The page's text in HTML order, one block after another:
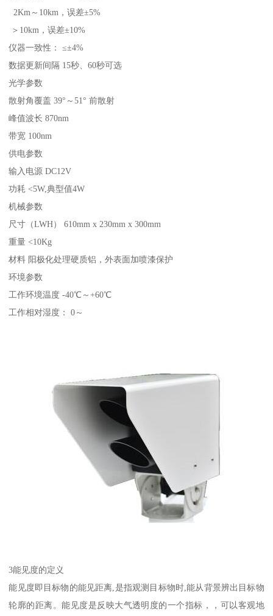
2Km～10km，误差±5%
＞10km，误差±10%
仪器一致性： ≤±4%
数据更新间隔 15秒、60秒可选
光学参数
散射角覆盖 39°～51° 前散射
峰值波长 870nm
带宽 100nm
供电参数
输入电源 DC12V
功耗 <5W,典型值4W
机械参数
尺寸（LWH） 610mm x 230mm x 300mm
重量 <10Kg
材料 阳极化处理硬质铝，外表面加喷漆保护
环境参数
工作环境温度 -40℃～+60℃
工作相对湿度： 0～
3能见度的定义
能见度即目标物的能见距离,是指观测目标物时,能从背景辨出目标物
轮廓的距离。能见度是反映大气透明度的一个指标，，可以客观地